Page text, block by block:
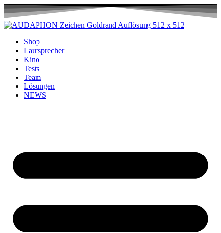
Shop
Lautsprecher
Kino
Tests
Team
Lösungen
NEWS